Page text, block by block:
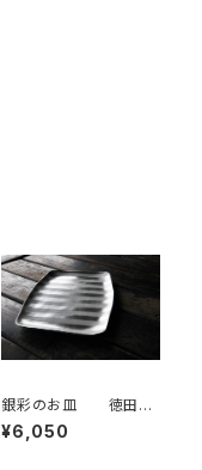
銀彩のお皿 徳田吉
美
¥6,050